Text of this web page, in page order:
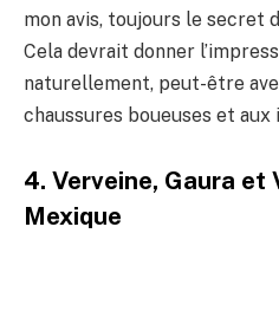
mon avis, toujours le secret
Cela devrait donner
naturellement, peut-être
chaussures boueuses et
4. Verveine, Gaura et
Mexique